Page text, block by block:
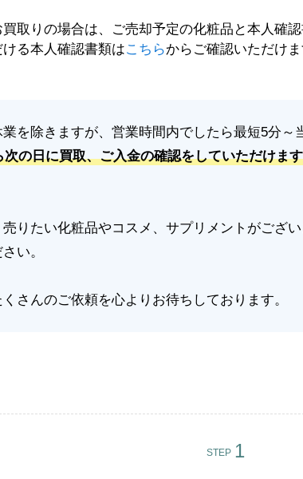
買取りの場合は、ご売却予定の化粧品と本人確
る本人確認書類はこちらからご確認いただけま
を除きますが、営業時間内でしたら最短5分
次の日に買取、ご入金の確認をしていただけま
りたい化粧品やコスメ、サプリメントがござ
い。
さんのご依頼を心よりお待ちしております。
STEP